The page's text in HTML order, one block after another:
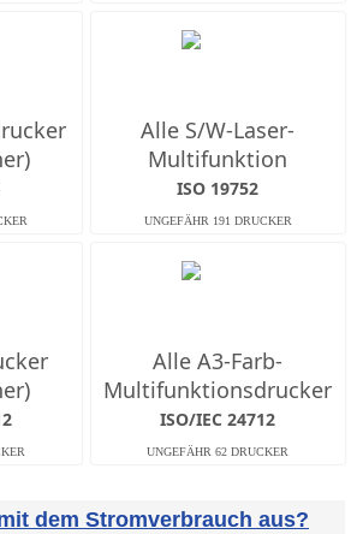
Alle S/W-Laser-
Multifunktion
ISO 19752
Alle A3-Farb-
Multifunktionsdrucker
ISO/IEC 24712
dem Stromverbrauch aus?